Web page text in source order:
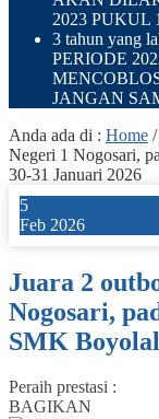
2023 PUKUL
3 tahun yang
PERIODE
JANGAN
Anda ada di : Home /
Negeri 1 Nogosari,
30-31 Januari 2026
5
Feb 2026
Juara 2
Nogosari,
SMK
Peraih prestasi :
BAGIKAN